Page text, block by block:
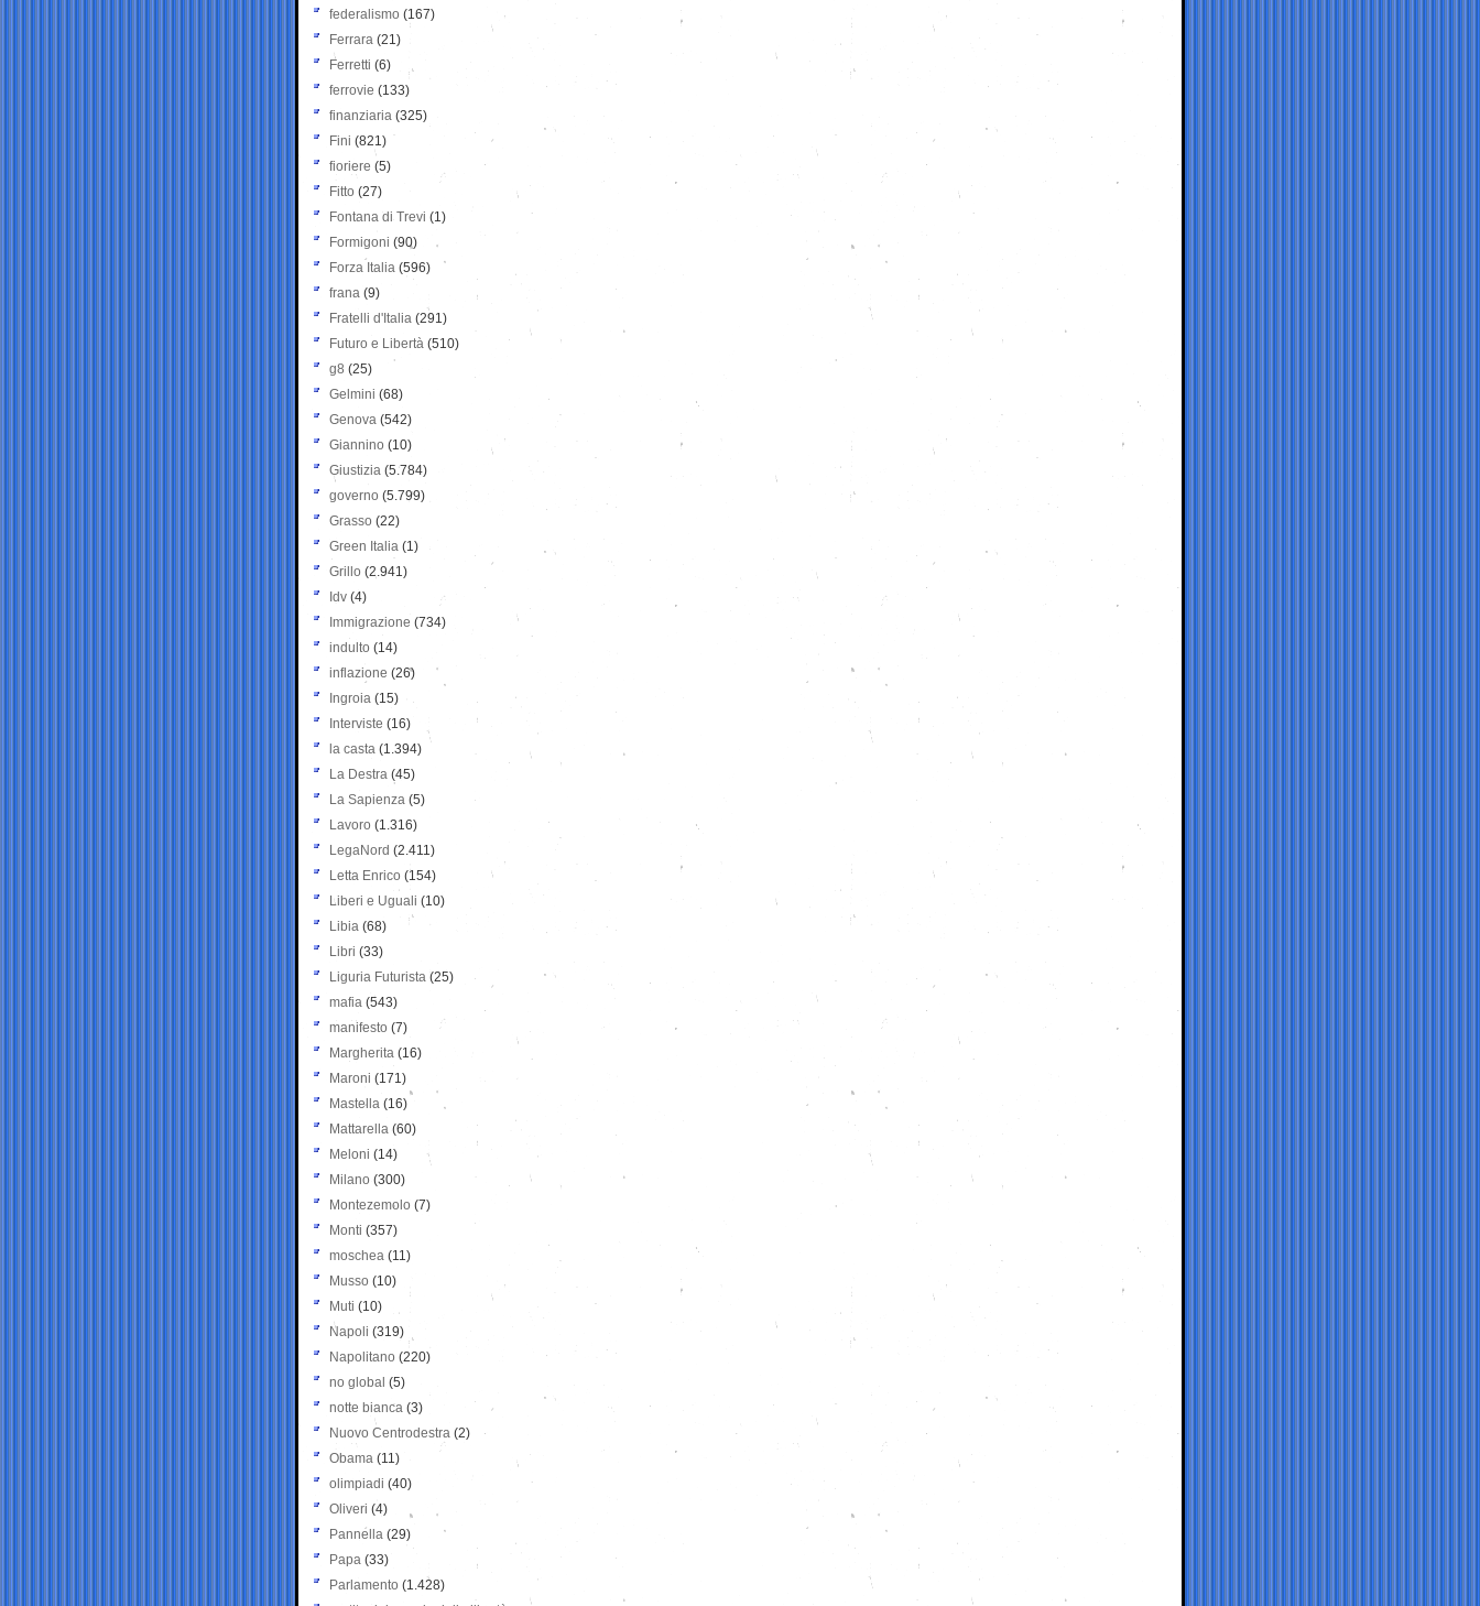
federalismo (167)
Ferrara (21)
Ferretti (6)
ferrovie (133)
finanziaria (325)
Fini (821)
fioriere (5)
Fitto (27)
Fontana di Trevi (1)
Formigoni (90)
Forza Italia (596)
frana (9)
Fratelli d'Italia (291)
Futuro e Libertà (510)
g8 (25)
Gelmini (68)
Genova (542)
Giannino (10)
Giustizia (5.784)
governo (5.799)
Grasso (22)
Green Italia (1)
Grillo (2.941)
Idv (4)
Immigrazione (734)
indulto (14)
inflazione (26)
Ingroia (15)
Interviste (16)
la casta (1.394)
La Destra (45)
La Sapienza (5)
Lavoro (1.316)
LegaNord (2.411)
Letta Enrico (154)
Liberi e Uguali (10)
Libia (68)
Libri (33)
Liguria Futurista (25)
mafia (543)
manifesto (7)
Margherita (16)
Maroni (171)
Mastella (16)
Mattarella (60)
Meloni (14)
Milano (300)
Montezemolo (7)
Monti (357)
moschea (11)
Musso (10)
Muti (10)
Napoli (319)
Napolitano (220)
no global (5)
notte bianca (3)
Nuovo Centrodestra (2)
Obama (11)
olimpiadi (40)
Oliveri (4)
Pannella (29)
Papa (33)
Parlamento (1.428)